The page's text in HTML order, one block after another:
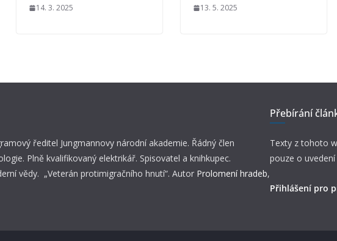
14. 3. 2025 13. 5. 2025
ředitel Jungmannovy národní akademie. Řádný člen
Plně kvalifikovaný elektrikář. Spisovatel a knihkupec.
vědy. „Veterán protimigračního hnutí“. Autor Prolomení hradeb,
Přebírání
Texty z tohoto
pouze o
Přihlášení pro